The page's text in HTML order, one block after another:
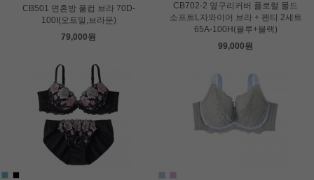
CB501 면혼방 풀컵 브라 70D-
100I(오트밀,브라운)
79,000원
CB702-2 옆구리커버 플로럴 몰드
소프트L자와이어 브라 + 팬티 2세트
65A-100H(블루+블랙)
99,000원